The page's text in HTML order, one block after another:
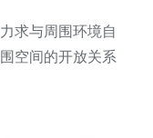
求与周围环境自
空间的开放关系